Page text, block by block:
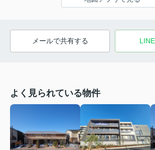
メールで共有する
よく見られている物件